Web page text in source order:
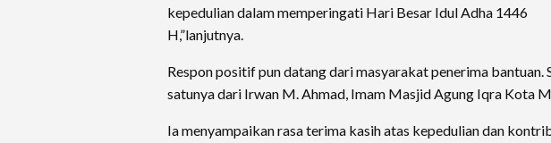
kepedulian dalam memperingati Hari Besar Idul Adha 1446
H,”lanjutnya.
Respon positif pun datang dari masyarakat penerima bantuan.
satunya dari Irwan M. Ahmad, Imam Masjid Agung Iqra Kota
Ia menyampaikan rasa terima kasih atas kepedulian dan